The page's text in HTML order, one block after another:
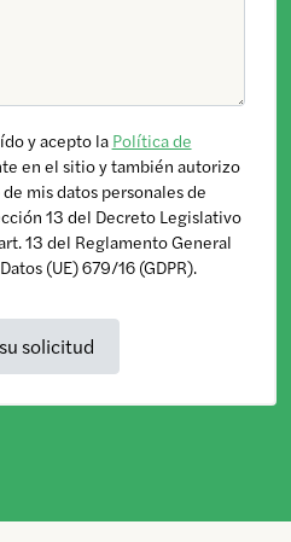
y acepto la Política de
en el sitio y también autorizo
mis datos personales de
13 del Decreto Legislativo
13 del Reglamento General
(UE) 679/16 (GDPR).